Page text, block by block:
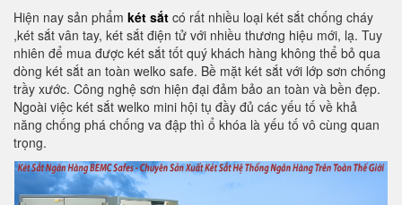
Hiện nay sản phẩm két sắt có rất nhiều loại két sắt chống cháy
,két sắt vân tay, két sắt điện tử với nhiều thương hiệu mới, lạ. Tuy
nhiên để mua được két sắt tốt quý khách hàng không thể bỏ qua
dòng két sắt an toàn welko safe. Bề mặt két sắt với lớp sơn chống
trầy xước. Công nghệ sơn hiện đại đảm bảo an toàn và bền đẹp.
Ngoài việc két sắt welko mini hội tụ đầy đủ các yếu tố về khả
năng chống phá chống va đập thì ổ khóa là yếu tố vô cùng quan
trọng.